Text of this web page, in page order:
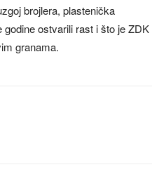
brojlera, plastenička
ostvarili rast i što je ZDK
granama.